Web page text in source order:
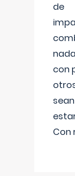
de
con
Con